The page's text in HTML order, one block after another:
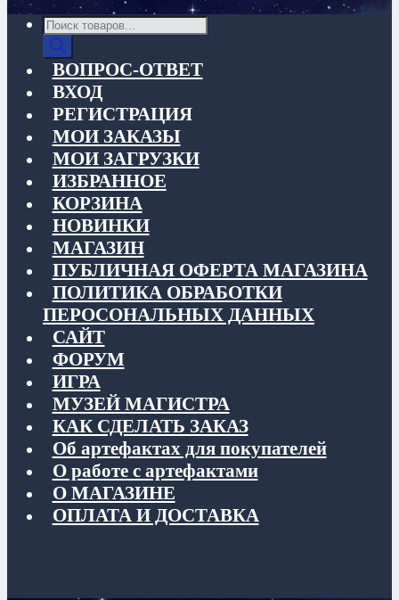
Поиск
товаров
ВОПРОС-ОТВЕТ
ВХОД
РЕГИСТРАЦИЯ
МОИ ЗАКАЗЫ
МОИ ЗАГРУЗКИ
ИЗБРАННОЕ
КОРЗИНА
НОВИНКИ
МАГАЗИН
ПУБЛИЧНАЯ ОФЕРТА МАГАЗИНА
ПОЛИТИКА ОБРАБОТКИ
ПЕРОСОНАЛЬНЫХ ДАННЫХ
САЙТ
ФОРУМ
ИГРА
МУЗЕЙ МАГИСТРА
КАК СДЕЛАТЬ ЗАКАЗ
Об артефактах для покупателей
О работе с артефактами
О МАГАЗИНЕ
ОПЛАТА И ДОСТАВКА